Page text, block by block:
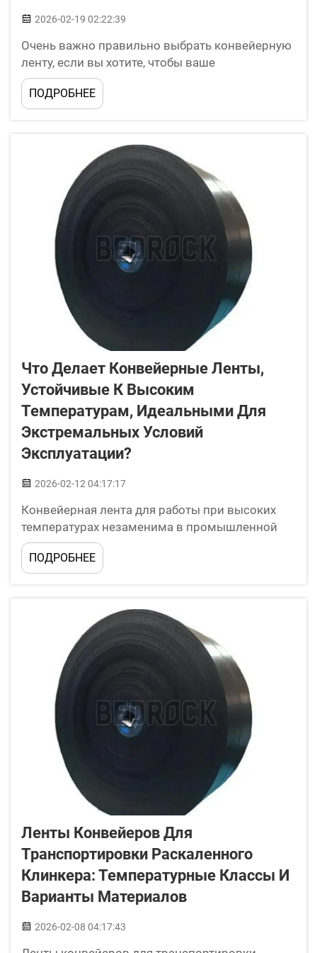
2026-02-19 02:22:39
Очень важно правильно выбрать конвейерную
ленту, если вы хотите, чтобы ваше
оборудование работало бесперебойно. При
выборе конвейерной ленты учитывайте
область её применения и максимальную
Камни, металл и другие материалы...
ПОДРОБНЕЕ
Что Делает Конвейерные Ленты,
Устойчивые К Высоким
Температурам, Идеальными Для
Экстремальных Условий
Эксплуатации?
2026-02-12 04:17:17
Конвейерная лента для работы при высоких
температурах незаменима в промышленной
среде; выбор ленты с требуемой
термостойкостью должен быть обоснованным.
Введение. Оптовые покупатели ищут
выдерживать высокие температуры.
Покупателям необходимы ленты с высокой
термостойкостью...
ПОДРОБНЕЕ
Ленты Конвейеров Для
Транспортировки Раскаленного
Клинкера: Температурные Классы И
Варианты Материалов
2026-02-08 04:17:43